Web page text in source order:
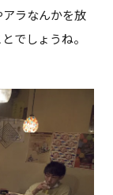
ラなんかを放
でしょうね。